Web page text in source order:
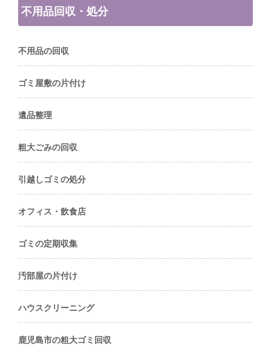
不用品回収・処分
不用品の回収
ゴミ屋敷の片付け
遺品整理
粗大ごみの回収
引越しゴミの処分
オフィス・飲食店
ゴミの定期収集
汚部屋の片付け
ハウスクリーニング
鹿児島市の粗大ゴミ回収